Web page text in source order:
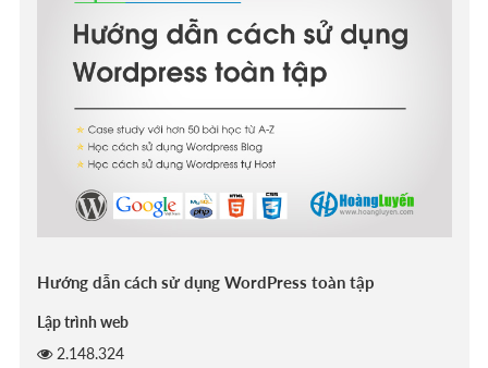
Hướng dẫn cách sử dụng WordPress toàn tập
Lập trình web
2.148.324